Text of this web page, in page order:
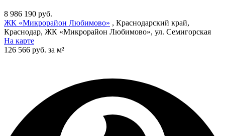
8 986 190 руб.
ЖК «Микрорайон Любимово» , Краснодарский край,
Краснодар, ЖК «Микрорайон Любимово», ул. Семигорская
На карте
126 566 руб. за м²